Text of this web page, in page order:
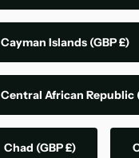
Cayman Islands (GBP £)
Central African Republic
Chad (GBP £)